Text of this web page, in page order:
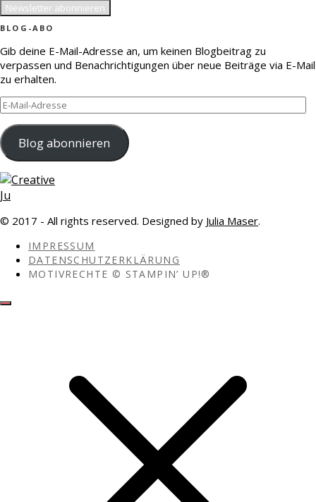
BLOG-ABO
Gib deine E-Mail-Adresse an, um keinen Blogbeitrag zu
verpassen und Benachrichtigungen über neue Beiträge via E-Mail
zu erhalten.
E-
Mail-
Adresse
Blog abonnieren
© 2017 - All rights reserved. Designed by Julia Maser.
IMPRESSUM
DATENSCHUTZERKLÄRUNG
MOTIVRECHTE © STAMPIN’ UP!®